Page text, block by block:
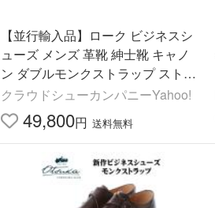
【並行輸入品】ローク ビジネスシ
ューズ メンズ 革靴 紳士靴 キャノ
ン ダブルモンクストラップ ストレ
ートチップ CANDK ブラウン 茶 L
OAKE
クラウドシューカンパニーYahoo!
49,800円 送料無料